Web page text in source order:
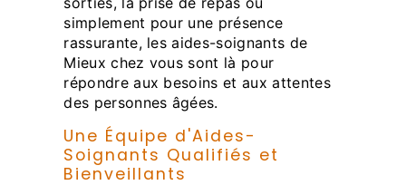
simplement pour une présence
rassurante, les aides-soignants de
Mieux chez vous sont là pour
répondre aux besoins et aux attentes
des personnes âgées.
Une Équipe d'Aides-
Soignants Qualifiés et
Bienveillants